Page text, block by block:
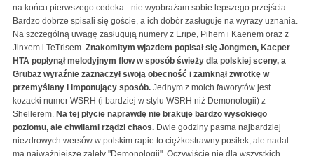
na końcu pierwszego cedeka - nie wyobrażam sobie lepszego przejścia.
Bardzo dobrze spisali się goście, a ich dobór zasługuje na wyrazy uznania.
Na szczególną uwagę zasługują numery z Eripe, Pihem i Kaenem oraz z
Jinxem i TeTrisem. Znakomitym wjazdem popisał się Jongmen, Kacper
HTA popłynął melodyjnym flow w sposób świeży dla polskiej sceny, a
Grubaz wyraźnie zaznaczył swoją obecność i zamknął zwrotkę w
przemyślany i imponujący sposób. Jednym z moich faworytów jest
kozacki numer WSRH (i bardziej w stylu WSRH niż Demonologii) z
Shellerem. Na tej płycie naprawdę nie brakuje bardzo wysokiego
poziomu, ale chwilami rządzi chaos. Dwie godziny pasma najbardziej
niezdrowych wersów w polskim rapie to ciężkostrawny posiłek, ale nadal
ma najważniejsze zalety "Demonologii". Oczywiście nie dla wszystkich,